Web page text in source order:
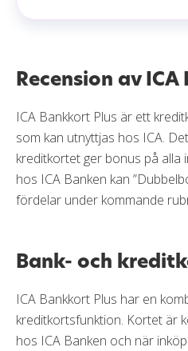
Recension av
ICA Bankkort Plus är ett
som kan utnyttjas hos ICA.
kreditkortet ger bonus på alla
hos ICA Banken kan
fördelar under kommande
Bank- och
ICA Bankkort Plus har en
kreditkortsfunktion. Kortet är
hos ICA Banken och när